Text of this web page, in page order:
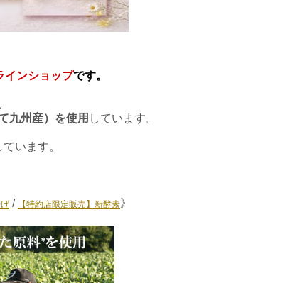
インショップです。
九州産）を使用 しています。
ています。
/ 【特約店限定販売】新酵素》